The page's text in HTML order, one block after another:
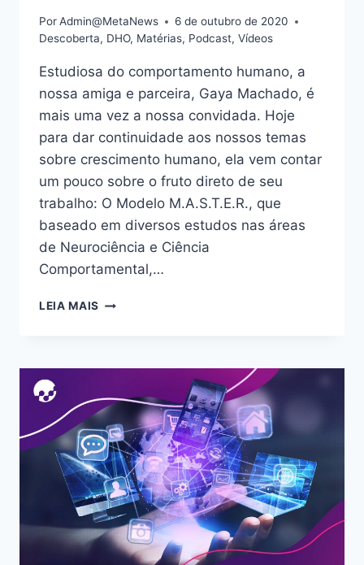
PorAdmin@MetaNews
6 de outubro de 2020
Descoberta, DHO, Matérias, Podcast, Vídeos
Estudiosa do comportamento humano, a
nossa amiga e parceira, Gaya Machado, é
mais uma vez a nossa convidada. Hoje
para dar continuidade aos nossos temas
sobre crescimento humano, ela vem contar
um pouco sobre o fruto direto de seu
trabalho: O Modelo M.A.S.T.E.R., que
baseado em diversos estudos nas áreas
de Neurociência e Ciência
Comportamental,…
LEIA MAIS